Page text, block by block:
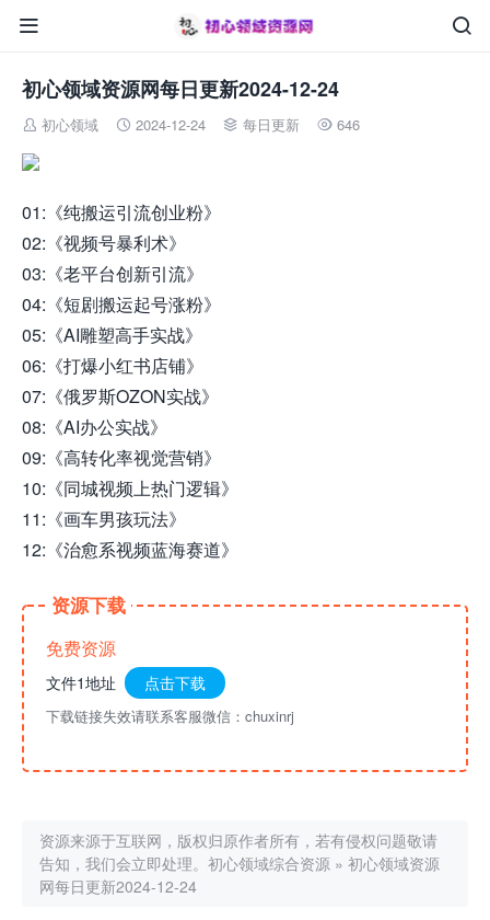


初心领域资源网每日更新2024-12-24
 初心领域  2024-12-24  每日更新  646
01:《纯搬运引流创业粉》
02:《视频号暴利术》
03:《老平台创新引流》
04:《短剧搬运起号涨粉》
05:《AI雕塑高手实战》
06:《打爆小红书店铺》
07:《俄罗斯OZON实战》
08:《AI办公实战》
09:《高转化率视觉营销》
10:《​同城视频上热门逻辑》
11:《画车男孩玩法》
12:《治愈系视频蓝海赛道》
资源下载
免费资源
文件1地址 点击下载
下载链接失效请联系客服微信：chuxinrj
资源来源于互联网，版权归原作者所有，若有侵权问题敬请
告知，我们会立即处理。 初心领域综合资源 » 初心领域资源
网每日更新2024-12-24